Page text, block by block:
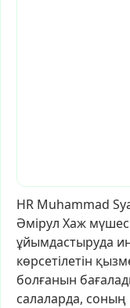
HR Muhammad
Әмірул Хаж
ұйымдастыруда
көрсетілетін
болғанын
салаларда, соның